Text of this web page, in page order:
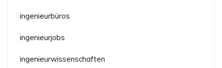
ingenieurbüros
ingenieurjobs
ingenieurwissenschaften